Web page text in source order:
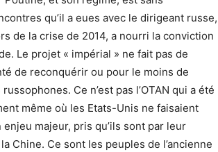
qu’il a eues avec le dirigeant russe,
de la crise de 2014, a nourri la conviction
Le projet « impérial » ne fait pas de
de reconquérir ou pour le moins de
Ce n’est pas l’OTAN qui a été
même où les Etats-Unis ne faisaient
enjeu majeur, pris qu’ils sont par leur
Chine. Ce sont les peuples de l’ancienne